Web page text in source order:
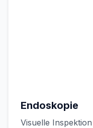
Endoskopie
Visuelle